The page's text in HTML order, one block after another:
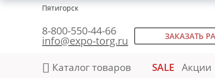
Пятигорск
8-800-550-44-66
info@expo-torg.ru ЗАКАЗАТЬ
Каталог товаров SALE Акции